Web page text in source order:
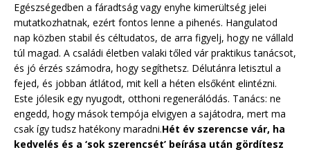
Egészségedben a fáradtság vagy enyhe kimerültség jelei
mutatkozhatnak, ezért fontos lenne a pihenés. Hangulatod
nap közben stabil és céltudatos, de arra figyelj, hogy ne vállald
túl magad. A családi életben valaki tőled vár praktikus tanácsot,
és jó érzés számodra, hogy segíthetsz. Délutánra letisztul a
fejed, és jobban átlátod, mit kell a héten elsőként elintézni.
Este jólesik egy nyugodt, otthoni regenerálódás. Tanács: ne
engedd, hogy mások tempója elvigyen a sajátodra, mert ma
csak így tudsz hatékony maradni.Hét év szerencse vár, ha
kedvelés és a ‘sok szerencsét’ beírása után gördítesz